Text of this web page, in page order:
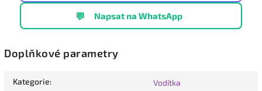
💬 Napsat na WhatsApp
Doplňkové parametry
Kategorie: Vodítka